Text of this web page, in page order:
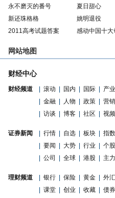
永不磨灭的番号 夏日甜心
新还珠格格
姚明退役
2011高考试题答案
感动中国十大
网站地图
财经中心
财经频道 滚动 国内 国际 产业
金融 人物 政策 营销
访谈 博客 社区 视频
证券新闻 行情 自选 板块 指数
要闻 大势 行业 个股
公司 全球 港股 主力
理财频道 银行 保险 黄金 外汇
课堂 创业 收藏 债券